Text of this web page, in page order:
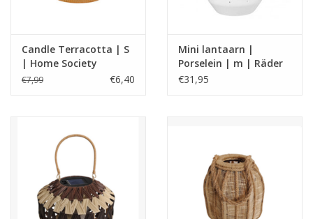
Candle Terracotta | S
| Home Society
€7,99 €6,40
Mini lantaarn |
Porselein | m | Räder
€31,95